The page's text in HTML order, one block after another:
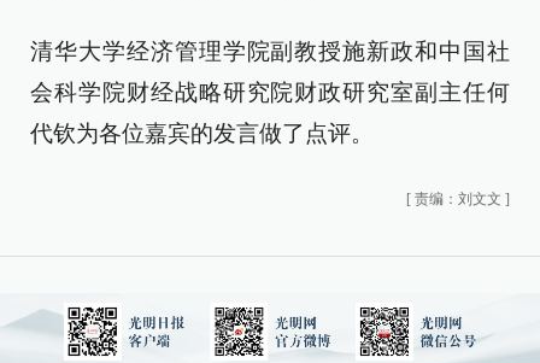
清华大学经济管理学院副教授施新政和中国社
会科学院财经战略研究院财政研究室副主任何
代钦为各位嘉宾的发言做了点评。
[ 责编：刘文文 ]